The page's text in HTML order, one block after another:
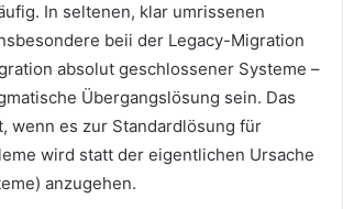
In seltenen, klar umrissenen
beii der Legacy-Migration
absolut geschlossener Systeme –
Übergangslösung sein. Das
wenn es zur Standardlösung für
wird statt der eigentlichen Ursache
anzugehen.